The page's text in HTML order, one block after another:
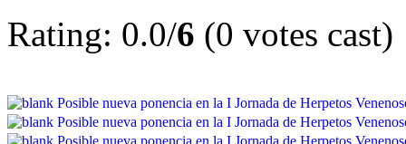
Rating: 0.0/6 (0 votes cast)